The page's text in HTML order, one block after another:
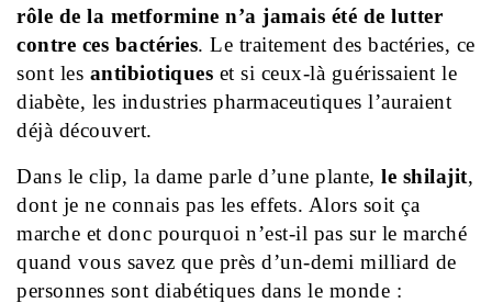
rôle de la metformine n’a jamais été de lutter
contre ces bactéries. Le traitement des bactéries, ce
sont les antibiotiques et si ceux-là guérissaient le
diabète, les industries pharmaceutiques l’auraient
déjà découvert.
Dans le clip, la dame parle d’une plante, le shilajit,
dont je ne connais pas les effets. Alors soit ça
marche et donc pourquoi n’est-il pas sur le marché
quand vous savez que près d’un-demi milliard de
personnes sont diabétiques dans le monde :